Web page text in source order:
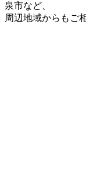
泉市など、
周辺地域からもご